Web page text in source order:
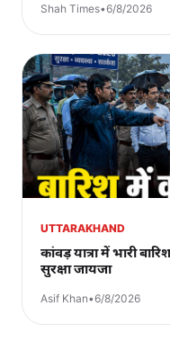
Shah Times•6/8/2026
UTTARAKHAND
कांवड़ यात्रा में भारी
सुरक्षा जायजा
Asif Khan•6/8/2026